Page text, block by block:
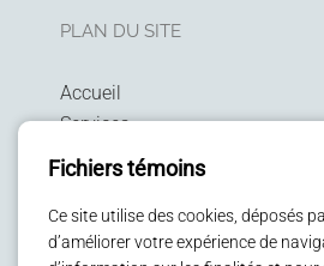
PLAN DU SITE
Accueil
Services
Technologies
Patients
Enfants
Fichiers témoins
Ce site utilise des cookies, déposés
d’améliorer votre expérience de